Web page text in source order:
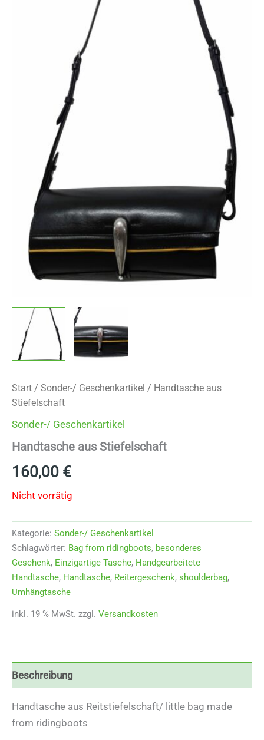
Start / Sonder-/ Geschenkartikel / Handtasche aus
Stiefelschaft
Sonder-/ Geschenkartikel
Handtasche aus Stiefelschaft
160,00 €
Nicht vorrätig
Kategorie: Sonder-/ Geschenkartikel
Schlagwörter: Bag from ridingboots, besonderes
Geschenk, Einzigartige Tasche, Handgearbeitete
Handtasche, Handtasche, Reitergeschenk, shoulderbag,
Umhängtasche
inkl. 19 % MwSt. zzgl. Versandkosten
Beschreibung
Handtasche aus Reitstiefelschaft/ little bag made
from ridingboots